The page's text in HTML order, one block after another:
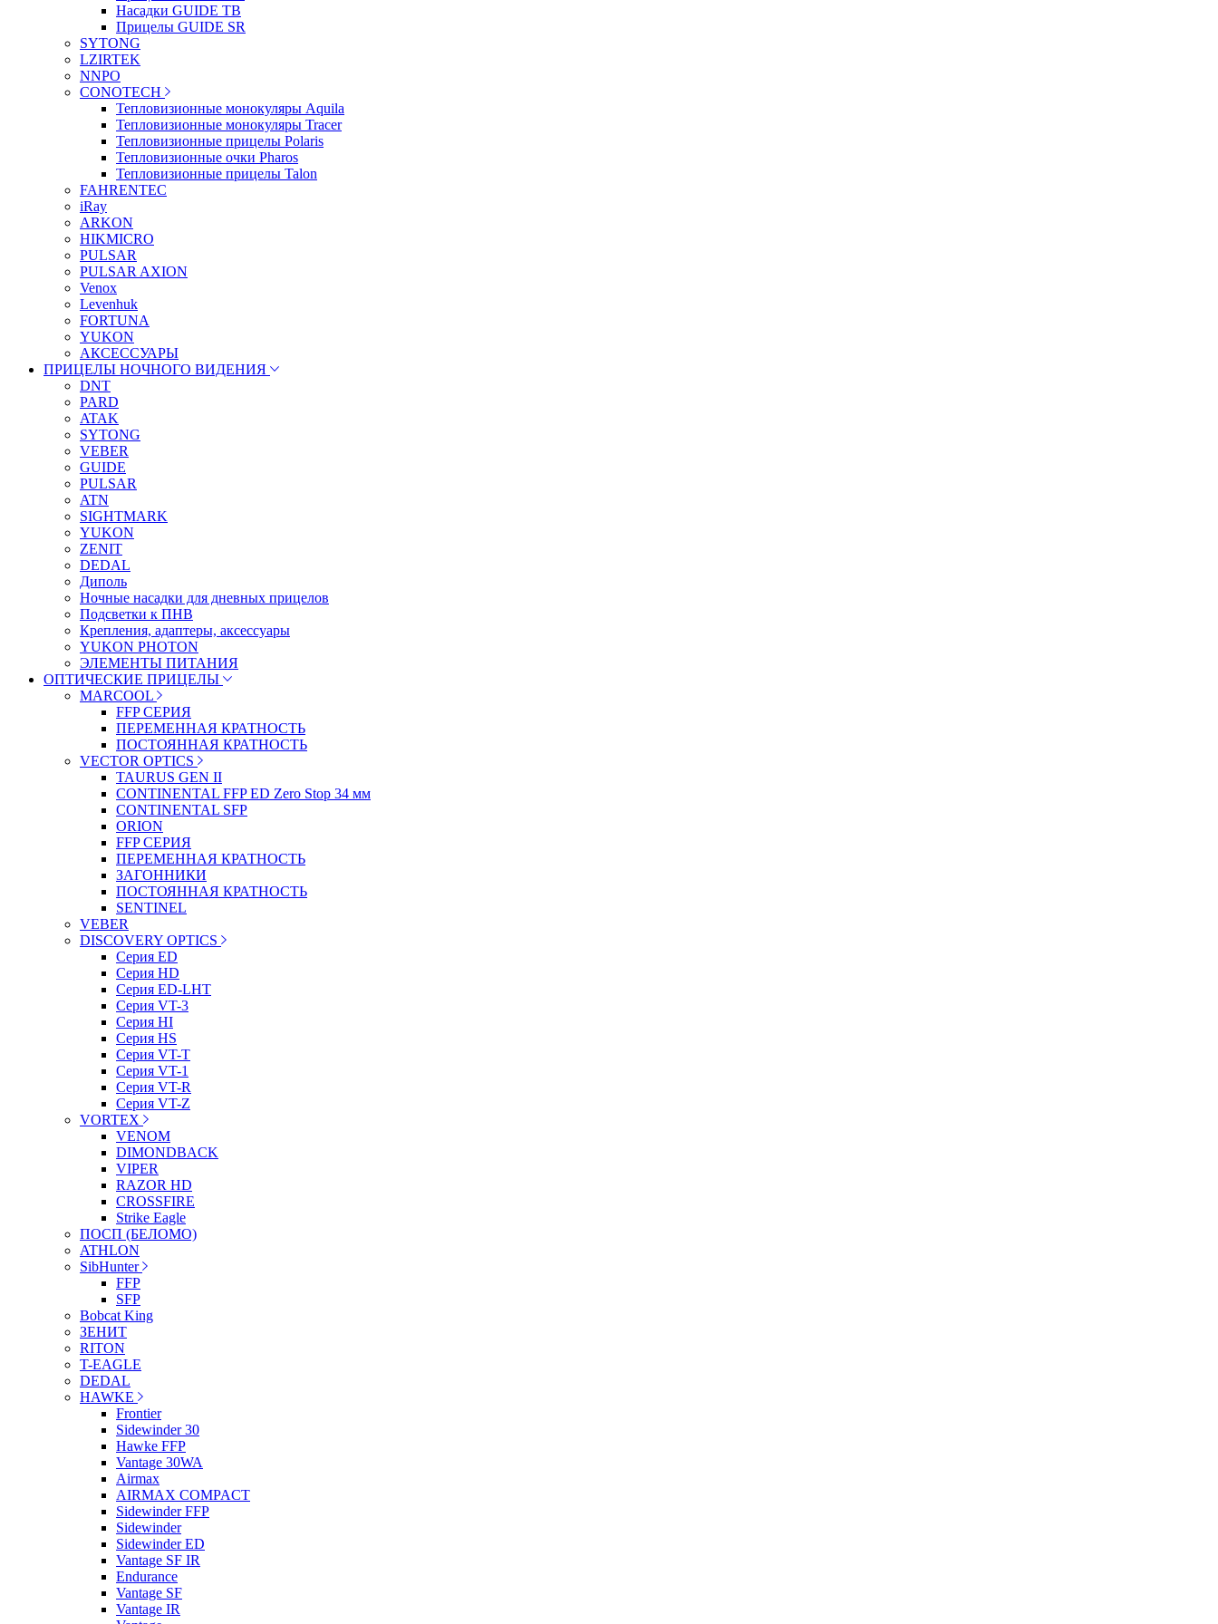
Насадки GUIDE TB
Прицелы GUIDE SR
SYTONG
LZIRTEK
NNPO
CONOTECH
Тепловизионные монокуляры Aquila
Тепловизионные монокуляры Tracer
Тепловизионные прицелы Polaris
Тепловизионные очки Pharos
Тепловизионные прицелы Talon
FAHRENTEC
iRay
ARKON
HIKMICRO
PULSAR
PULSAR AXION
Venox
Levenhuk
FORTUNA
YUKON
АКСЕССУАРЫ
ПРИЦЕЛЫ НОЧНОГО ВИДЕНИЯ
DNT
PARD
ATAK
SYTONG
VEBER
GUIDE
PULSAR
ATN
SIGHTMARK
YUKON
ZENIT
DEDAL
Диполь
Ночные насадки для дневных прицелов
Подсветки к ПНВ
Крепления, адаптеры, аксессуары
YUKON PHOTON
ЭЛЕМЕНТЫ ПИТАНИЯ
ОПТИЧЕСКИЕ ПРИЦЕЛЫ
MARCOOL
FFP СЕРИЯ
ПЕРЕМЕННАЯ КРАТНОСТЬ
ПОСТОЯННАЯ КРАТНОСТЬ
VECTOR OPTICS
TAURUS GEN II
CONTINENTAL FFP ED Zero Stop 34 мм
CONTINENTAL SFP
ORION
FFP СЕРИЯ
ПЕРЕМЕННАЯ КРАТНОСТЬ
ЗАГОННИКИ
ПОСТОЯННАЯ КРАТНОСТЬ
SENTINEL
VEBER
DISCOVERY OPTICS
Серия ED
Серия HD
Серия ED-LHT
Серия VT-3
Серия HI
Серия HS
Серия VT-T
Серия VT-1
Серия VT-R
Серия VT-Z
VORTEX
VENOM
DIMONDBACK
VIPER
RAZOR HD
CROSSFIRE
Strike Eagle
ПОСП (БЕЛОМО)
ATHLON
SibHunter
FFP
SFP
Bobcat King
ЗЕНИТ
RITON
T-EAGLE
DEDAL
HAWKE
Frontier
Sidewinder 30
Hawke FFP
Vantage 30WA
Airmax
AIRMAX COMPACT
Sidewinder FFP
Sidewinder
Sidewinder ED
Vantage SF IR
Endurance
Vantage SF
Vantage IR